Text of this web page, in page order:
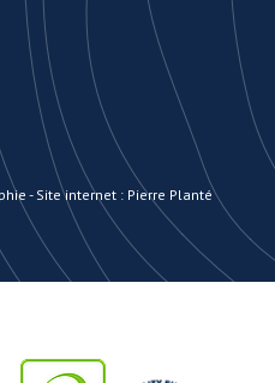
- Site internet : Pierre Planté